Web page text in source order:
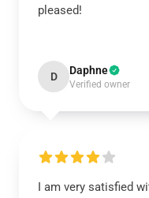
pleased!
D Daphne
Verified owner
I am very satisfied